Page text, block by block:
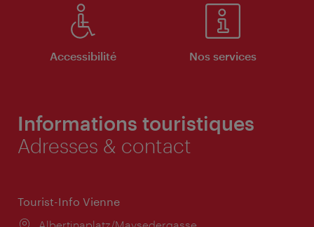
Accessibilité Nos services
Informations touristiques
Adresses & contact
Tourist-Info Vienne